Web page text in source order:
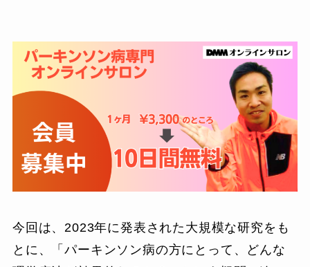
今回は、2023年に発表された大規模な研究をも
とに、「パーキンソン病の方にとって、どんな